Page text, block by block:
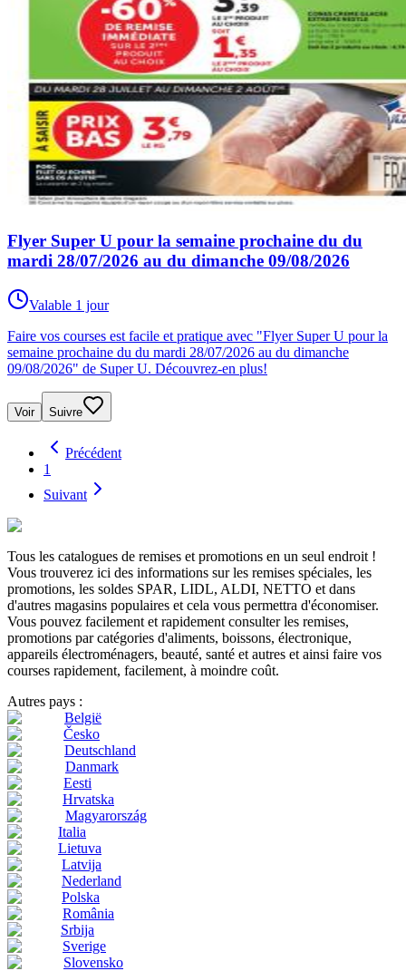
Flyer Super U pour la semaine prochaine du du
mardi 28/07/2026 au du dimanche 09/08/2026
Valable 1 jour
Faire vos courses est facile et pratique avec "Flyer Super U pour la
semaine prochaine du du mardi 28/07/2026 au du dimanche
09/08/2026" de Super U. Découvrez-en plus!
Voir Suivre
Précédent
1
Suivant
Tous les catalogues de remises et promotions en un seul endroit !
Vous trouverez ici des informations sur les remises spéciales, les
promotions, les soldes SPAR, LIDL, ALDI, NETTO et dans
d'autres magasins populaires et cela vous permettra d'économiser.
Vous pouvez facilement et rapidement consulter les remises,
promotions par catégories d'aliments, boissons, électronique,
appareils électroménagers, beauté, santé et autres et ainsi faire vos
courses rapidement, facilement, à moindre coût.
Autres pays :
België
Česko
Deutschland
Danmark
Eesti
Hrvatska
Magyarország
Italia
Lietuva
Latvija
Nederland
Polska
România
Srbija
Sverige
Slovensko